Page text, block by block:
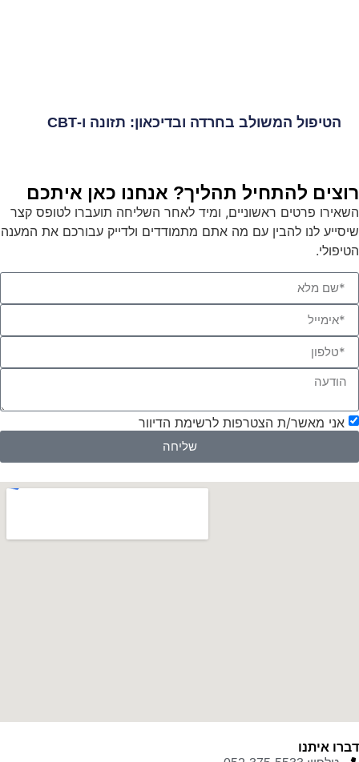
הטיפול המשולב בחרדה ובדיכאון: תזונה ו-CBT
רוצים להתחיל תהליך? אנחנו כאן איתכם
השאירו פרטים ראשוניים, ומיד לאחר השליחה תועברו לטופס קצר
שיסייע לנו להבין עם מה אתם מתמודדים ולדייק עבורכם את המענה
הטיפולי.
אני מאשר/ת הצטרפות לרשימת הדיוור
שליחה
דברו איתנו